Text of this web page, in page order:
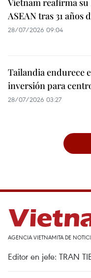
Vietnam reafirma
ASEAN tras 31 años
28/07/2026 09:04
Tailandia endurece
inversión para
28/07/2026 03:27
AGENCIA VIETNAMITA DE
Editor en jefe: TRAN